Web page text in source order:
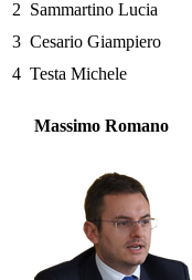
2 Sammartino Lucia
3 Cesario Giampiero
4 Testa Michele
Massimo Romano